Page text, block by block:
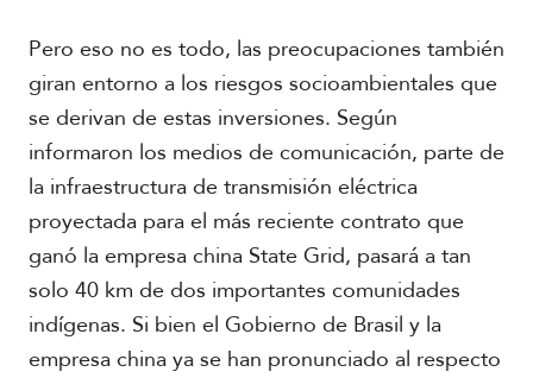
Pero eso no es todo, las preocupaciones también
giran entorno a los riesgos socioambientales que
se derivan de estas inversiones. Según
informaron los medios de comunicación, parte de
la infraestructura de transmisión eléctrica
proyectada para el más reciente contrato que
ganó la empresa china State Grid, pasará a tan
solo 40 km de dos importantes comunidades
indígenas. Si bien el Gobierno de Brasil y la
empresa china ya se han pronunciado al respecto